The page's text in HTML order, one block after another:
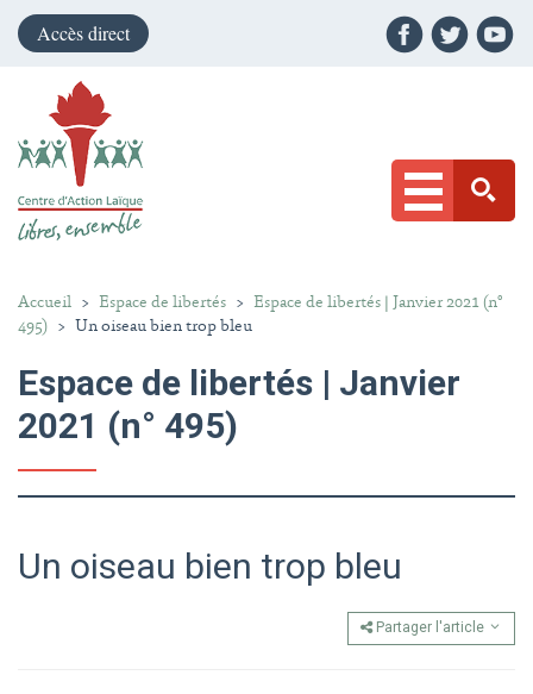
Accès direct
Accueil > Espace de libertés > Espace de libertés | Janvier 2021 (n°
495) > Un oiseau bien trop bleu
Espace de libertés | Janvier
2021 (n° 495)
Un oiseau bien trop bleu
Partager l'article